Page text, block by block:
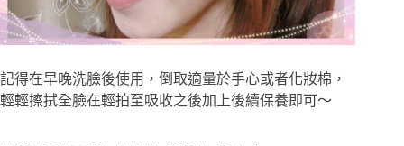
記得在早晚洗臉後使用，倒取適量於手心或者化妝棉，
輕輕擦拭全臉在輕拍至吸收之後加上後續保養即可～